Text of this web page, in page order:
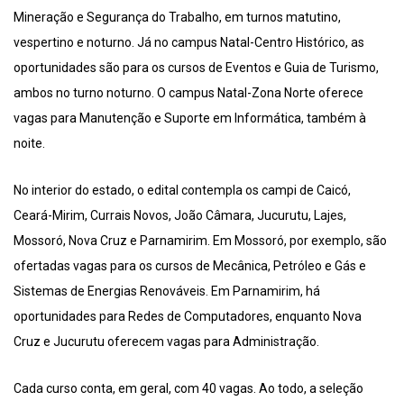
Mineração e Segurança do Trabalho, em turnos matutino,
vespertino e noturno. Já no campus Natal-Centro Histórico, as
oportunidades são para os cursos de Eventos e Guia de Turismo,
ambos no turno noturno. O campus Natal-Zona Norte oferece
vagas para Manutenção e Suporte em Informática, também à
noite.
No interior do estado, o edital contempla os campi de Caicó,
Ceará-Mirim, Currais Novos, João Câmara, Jucurutu, Lajes,
Mossoró, Nova Cruz e Parnamirim. Em Mossoró, por exemplo, são
ofertadas vagas para os cursos de Mecânica, Petróleo e Gás e
Sistemas de Energias Renováveis. Em Parnamirim, há
oportunidades para Redes de Computadores, enquanto Nova
Cruz e Jucurutu oferecem vagas para Administração.
Cada curso conta, em geral, com 40 vagas. Ao todo, a seleção